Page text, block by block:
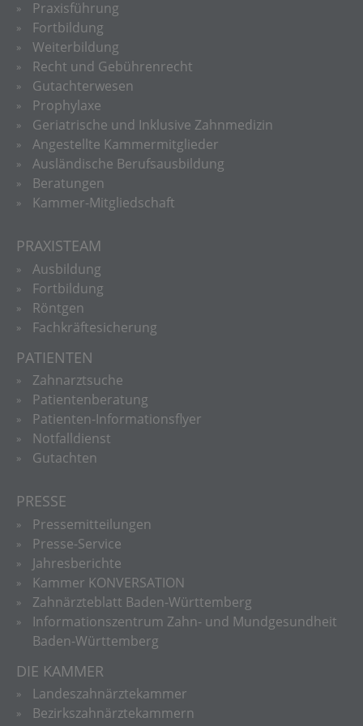
Praxisführung
Fortbildung
Weiterbildung
Recht und Gebührenrecht
Gutachterwesen
Prophylaxe
Geriatrische und Inklusive Zahnmedizin
Angestellte Kammermitglieder
Ausländische Berufsausbildung
Beratungen
Kammer-Mitgliedschaft
PRAXISTEAM
Ausbildung
Fortbildung
Röntgen
Fachkräftesicherung
PATIENTEN
Zahnarztsuche
Patientenberatung
Patienten-Informationsflyer
Notfalldienst
Gutachten
PRESSE
Pressemitteilungen
Presse-Service
Jahresberichte
Kammer KONVERSATION
Zahnärzteblatt Baden-Württemberg
Informationszentrum Zahn- und Mundgesundheit
Baden-Württemberg
DIE KAMMER
Landeszahnärztekammer
Bezirkszahnärztekammern